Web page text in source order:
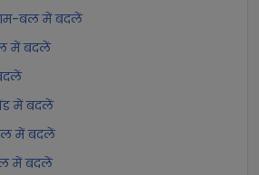
बल में बदलें
में बदलें
में बदलें
में बदलें
में बदलें